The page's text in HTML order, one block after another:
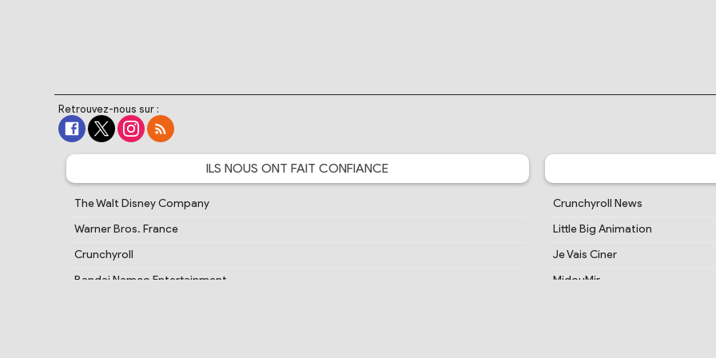
Retrouvez-nous sur :
ILS NOUS ONT FAIT CONFIANCE
The Walt Disney Company
Warner Bros. France
Crunchyroll
Bandai Namco Entertainment
Crunchyroll News
Little Big Animation
Je Vais Ciner
MidouMir